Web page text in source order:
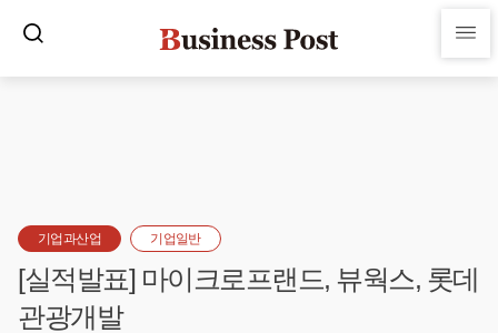
기업과산업 기업일반
[실적발표] 마이크로프랜드, 뷰웍스, 롯데
관광개발